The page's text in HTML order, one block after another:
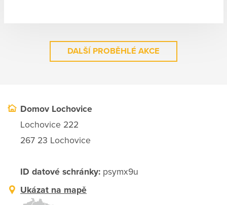
DALŠÍ PROBĚHLÉ AKCE
Domov Lochovice
Lochovice 222
267 23 Lochovice
ID datové schránky: psymx9u
Ukázat na mapě